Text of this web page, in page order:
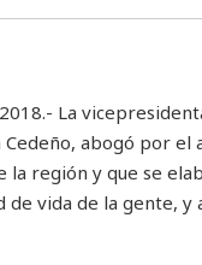
La
abogó por el
la región y que se
de vida de la gente, y